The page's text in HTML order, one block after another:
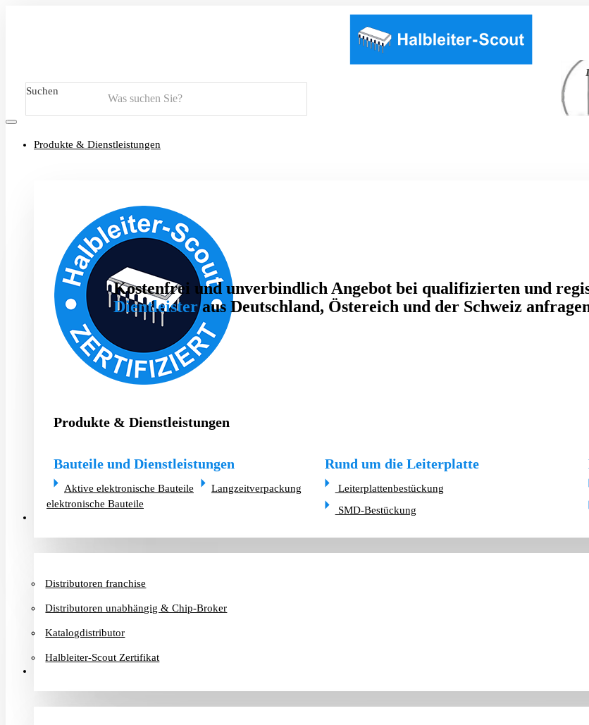
Suchen
Produkte & Dienstleistungen
Kostenfrei und unverbindlich Angebot bei qualifizierten und
Dientleisteraus Deutschland, Östereich und der Schweiz
Produkte & Dienstleistungen
Bauteile und Dienstleistungen
Aktive elektronische Bauteile
Langzeitverpackung
elektronische Bauteile
Rund um die Leiterplatte
Leiterplattenbestückung
SMD-Bestückung
Distributoren franchise
Distributoren unabhängig & Chip-Broker
Katalogdistributor
Halbleiter-Scout Zertifikat